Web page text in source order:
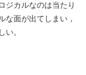
ジカルなのは当たり
な面が出てしまい，
い。